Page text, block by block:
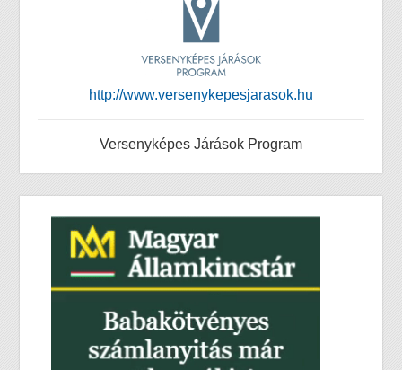
http://www.versenykepesjarasok.hu
Versenyképes Járások Program